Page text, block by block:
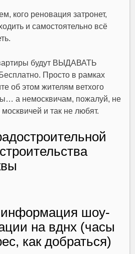
кого реновация затронет,
и самостоятельно всё
будут ВЫДАВАТЬ
Просто в рамках
об этом жителям ветхого
а немосквичам, пожалуй, не
и так не любят.
информация шоу-
на вднх (часы
как добраться)